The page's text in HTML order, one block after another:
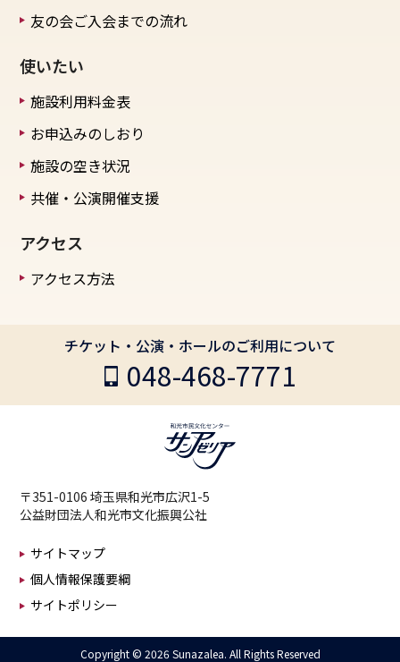
友の会ご入会までの流れ
使いたい
施設利用料金表
お申込みのしおり
施設の空き状況
共催・公演開催支援
アクセス
アクセス方法
チケット・公演・ホールのご利用について
048-468-7771
〒351-0106 埼玉県和光市広沢1-5
公益財団法人和光市文化振興公社
サイトマップ
個人情報保護要綱
サイトポリシー
Copyright © 2026 Sunazalea. All Rights Reserved